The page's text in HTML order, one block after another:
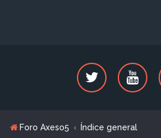
Foro Axeso5 Índice general